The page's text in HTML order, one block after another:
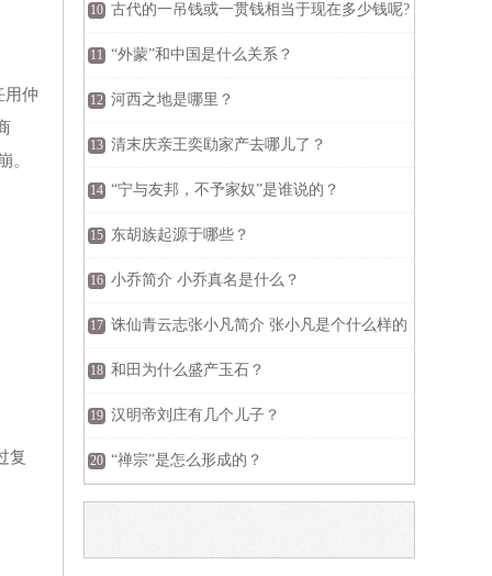
仲
。
复
10 古代的一吊钱或一贯钱相当于现在多少钱呢?
11 “外蒙”和中国是什么关系？
12 河西之地是哪里？
13 清末庆亲王奕劻家产去哪儿了？
14 “宁与友邦，不予家奴”是谁说的？
15 东胡族起源于哪些？
16 小乔简介 小乔真名是什么？
17 诛仙青云志张小凡简介 张小凡是个什么样的
人
18 和田为什么盛产玉石？
19 汉明帝刘庄有几个儿子？
20 “禅宗”是怎么形成的？